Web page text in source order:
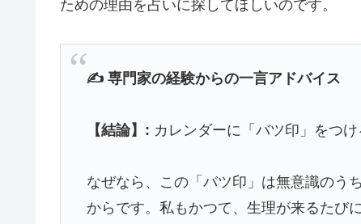
ための理由を占いに探してほしいのです。
✍️ 専門家の経験からの一言アドバイス
【結論】: カレンダーに「バツ印」をつ
なぜなら、この「バツ印」は無意識のう
からです。私もかつて、生理が来るたび